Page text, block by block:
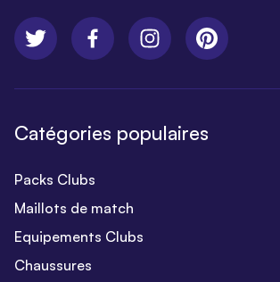
Catégories populaires
Packs Clubs
Maillots de match
Equipements Clubs
Chaussures